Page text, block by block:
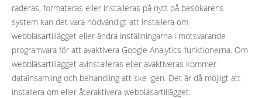
raderas, formateras eller installeras på nytt på besökarens
system kan det vara nödvändigt att installera om
webbläsartillägget eller ändra inställningarna i motsvarande
programvara för att avaktivera Google Analytics-funktionerna. Om
webbläsartillägget avinstalleras eller avaktiveras kommer
datainsamling och behandling att ske igen. Det är då möjligt att
installera om eller återaktivera webbläsartillägget.